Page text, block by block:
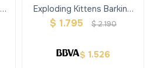
Exploding Kittens Barking
Kittens- Expansion
$ 1.795 $2.190
$ 1.526